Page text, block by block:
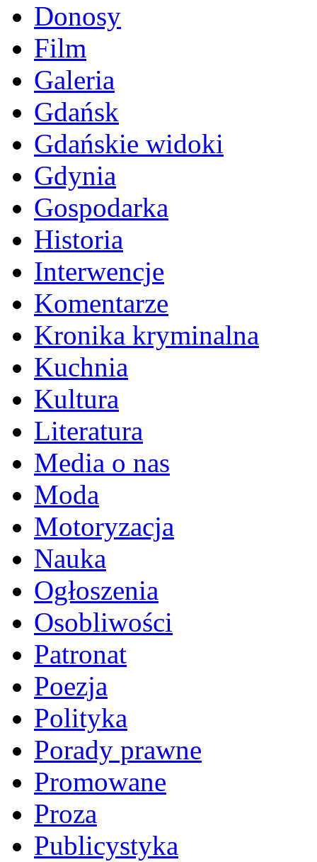
Donosy
Film
Galeria
Gdańsk
Gdańskie widoki
Gdynia
Gospodarka
Historia
Interwencje
Komentarze
Kronika kryminalna
Kuchnia
Kultura
Literatura
Media o nas
Moda
Motoryzacja
Nauka
Ogłoszenia
Osobliwości
Patronat
Poezja
Polityka
Porady prawne
Promowane
Proza
Publicystyka